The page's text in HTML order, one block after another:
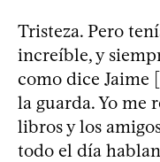
Tristeza. Pero
increíble, y
como dice Jaime
la guarda. Yo me
libros y los
todo el día